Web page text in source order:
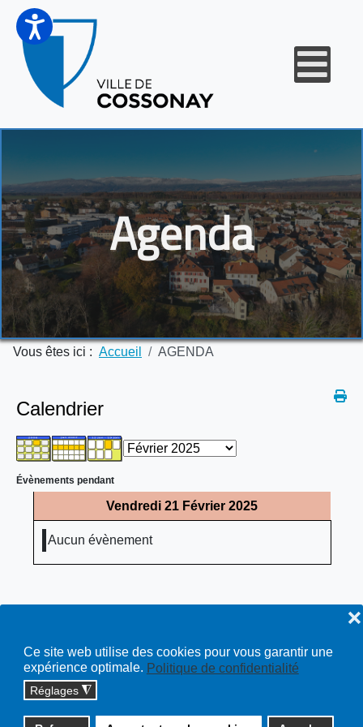
Ce site web utilise des cookies pour vous garantir une
expérience optimale. Politique de confidentialité
Réglages ◮
❌
Agenda
Vous êtes ici : Accueil AGENDA
Calendrier
Évènements pendant
Vendredi 21 Février 2025
Aucun évènement
Copyright © 2026 cossonay.ch - tous droits réservés | site :